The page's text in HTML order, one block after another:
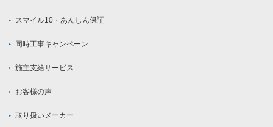
スマイル10・あんしん保証
同時工事キャンペーン
施主支給サービス
お客様の声
取り扱いメーカー